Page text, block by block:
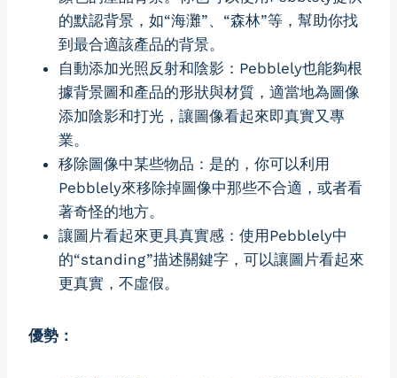
的默認背景，如“海灘”、“森林”等，幫助你找
到最合適該產品的背景。
自動添加光照反射和陰影：Pebblely也能夠根
據背景圖和產品的形狀與材質，適當地為圖像
添加陰影和打光，讓圖像看起來即真實又專
業。
移除圖像中某些物品：是的，你可以利用
Pebblely來移除掉圖像中那些不合適，或者看
著奇怪的地方。
讓圖片看起來更具真實感：使用Pebblely中
的“standing”描述關鍵字，可以讓圖片看起來
更真實，不虛假。
優勢：